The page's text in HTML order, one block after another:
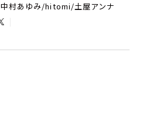
中村あゆみ/hitomi/土屋アンナ